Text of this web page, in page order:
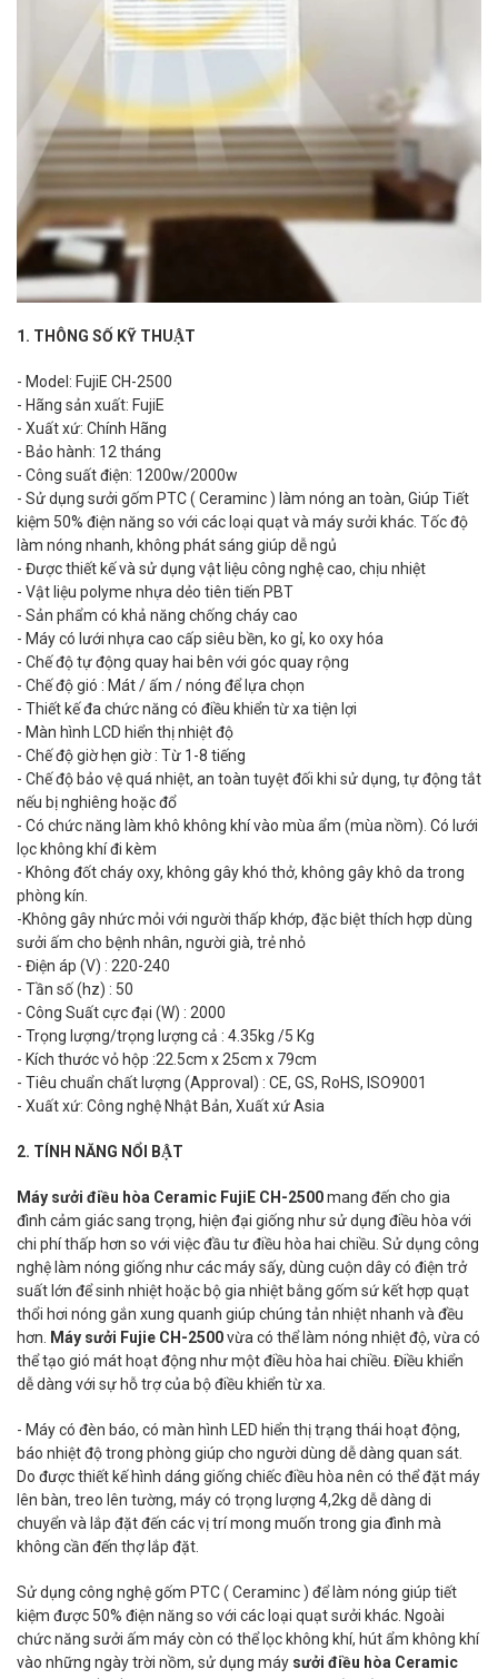
1. THÔNG SỐ KỸ THUẬT
- Model: FujiE CH-2500
- Hãng sản xuất: FujiE
- Xuất xứ: Chính Hãng
- Bảo hành: 12 tháng
- Công suất điện: 1200w/2000w
- Sử dụng sưởi gốm PTC ( Ceraminc ) làm nóng an toàn, Giúp Tiết
kiệm 50% điện năng so với các loại quạt và máy sưởi khác. Tốc độ
làm nóng nhanh, không phát sáng giúp dễ ngủ
- Được thiết kế và sử dụng vật liệu công nghệ cao, chịu nhiệt
- Vật liệu polyme nhựa dẻo tiên tiến PBT
- Sản phẩm có khả năng chống cháy cao
- Máy có lưới nhựa cao cấp siêu bền, ko gỉ, ko oxy hóa
- Chế độ tự động quay hai bên với góc quay rộng
- Chế độ gió : Mát / ấm / nóng để lựa chọn
- Thiết kế đa chức năng có điều khiển từ xa tiện lợi
- Màn hình LCD hiển thị nhiệt độ
- Chế độ giờ hẹn giờ : Từ 1-8 tiếng
- Chế độ bảo vệ quá nhiệt, an toàn tuyệt đối khi sử dụng, tự động tắt
nếu bị nghiêng hoặc đổ
- Có chức năng làm khô không khí vào mùa ẩm (mùa nồm). Có lưới
lọc không khí đi kèm
- Không đốt cháy oxy, không gây khó thở, không gây khô da trong
phòng kín.
-Không gây nhức mỏi với người thấp khớp, đặc biệt thích hợp dùng
sưởi ấm cho bệnh nhân, người già, trẻ nhỏ
- Điện áp (V) : 220-240
- Tần số (hz) : 50
- Công Suất cực đại (W) : 2000
- Trọng lượng/trọng lượng cả : 4.35kg /5 Kg
- Kích thước vỏ hộp :22.5cm x 25cm x 79cm
- Tiêu chuẩn chất lượng (Approval) : CE, GS, RoHS, ISO9001
- Xuất xứ: Công nghệ Nhật Bản, Xuất xứ Asia
2. TÍNH NĂNG NỔI BẬT
Máy sưởi điều hòa Ceramic FujiE CH-2500mang đến cho gia
đình cảm giác sang trọng, hiện đại giống như sử dụng điều hòa với
chi phí thấp hơn so với việc đầu tư điều hòa hai chiều. Sử dụng công
nghệ làm nóng giống như các máy sấy, dùng cuộn dây có điện trở
suất lớn để sinh nhiệt hoặc bộ gia nhiệt bằng gốm sứ kết hợp quạt
thổi hơi nóng gắn xung quanh giúp chúng tản nhiệt nhanh và đều
hơn. Máy sưởi Fujie CH-2500vừa có thể làm nóng nhiệt độ, vừa có
thể tạo gió mát hoạt động như một điều hòa hai chiều. Điều khiển
dễ dàng với sự hỗ trợ của bộ điều khiển từ xa.
- Máy có đèn báo, có màn hình LED hiển thị trạng thái hoạt động,
báo nhiệt độ trong phòng giúp cho người dùng dễ dàng quan sát.
Do được thiết kế hình dáng giống chiếc điều hòa nên có thể đặt máy
lên bàn, treo lên tường, máy có trọng lượng 4,2kg dễ dàng di
chuyển và lắp đặt đến các vị trí mong muốn trong gia đình mà
không cần đến thợ lắp đặt.
Sử dụng công nghệ gốm PTC ( Ceraminc ) để làm nóng giúp tiết
kiệm được 50% điện năng so với các loại quạt sưởi khác. Ngoài
chức năng sưởi ấm máy còn có thể lọc không khí, hút ẩm không khí
vào những ngày trời nồm, sử dụng máy sưởi điều hòa Ceramic